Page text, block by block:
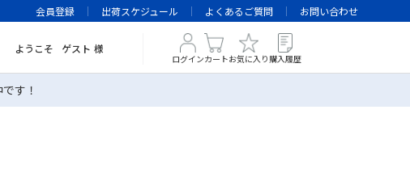
会員登録 出荷スケジュール よくあるご質問 お問い合わせ
ようこそ ゲスト 様
ログインカートお気に入り 購入履歴
す！